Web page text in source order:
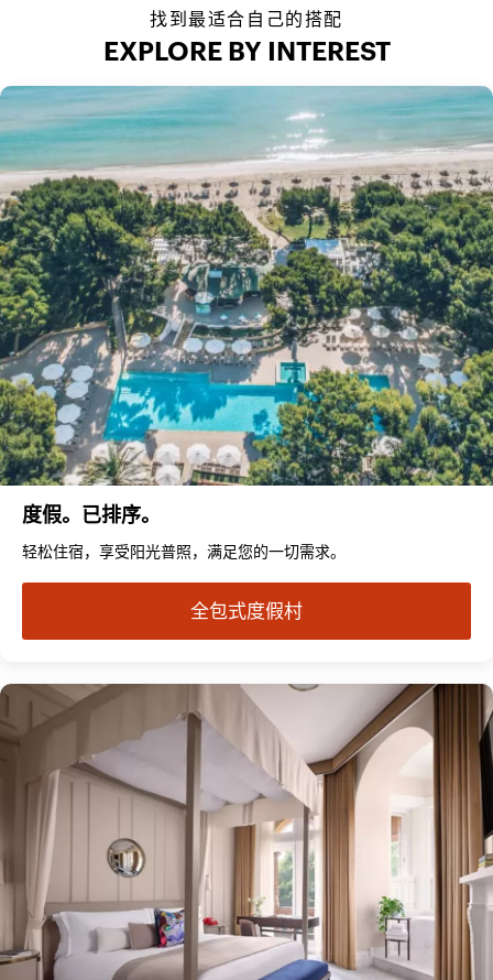
找到最适合自己的搭配
EXPLORE BY INTEREST
度假。已排序。
轻松住宿，享受阳光普照，满足您的一切需求。
全包式度假村